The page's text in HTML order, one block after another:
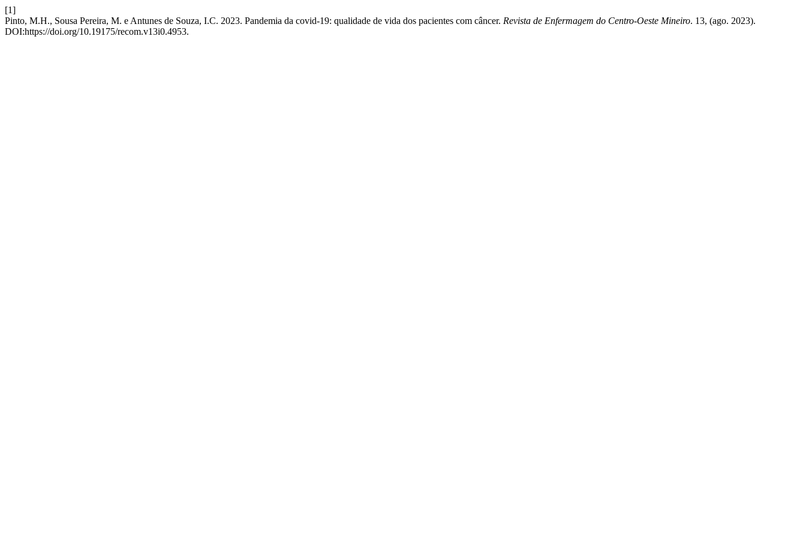
[1]
Pinto, M.H., Sousa Pereira, M. e Antunes de Souza, I.C. 2023. Pandemia da covid-19: qualidade de vida dos pacientes com câncer. Revista de Enfermagem do Centro-Oeste Mineiro. 13, (ago. 2023).
DOI:https://doi.org/10.19175/recom.v13i0.4953.